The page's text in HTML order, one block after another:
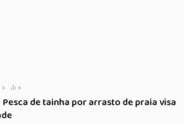
0 6
Pesca de tainha por arrasto de praia visa